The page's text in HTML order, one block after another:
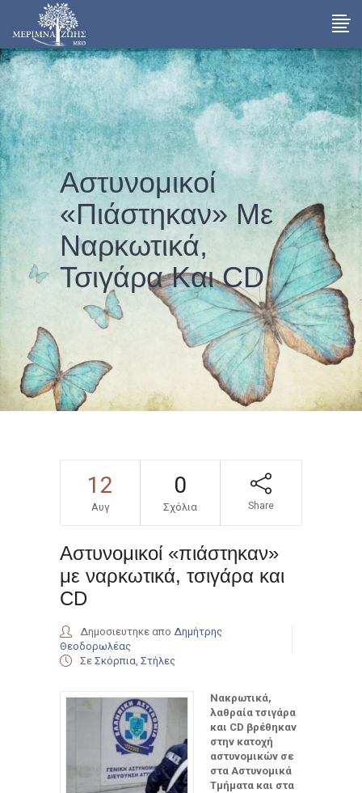
Αστυνομικοί
«πιάστηκαν» Με
Ναρκωτικά,
Τσιγάρα Και CD
12
Αυγ
0
Σχόλια Share
Αστυνομικοί «πιάστηκαν»
με ναρκωτικά, τσιγάρα και
CD
Δημοσιευτηκε απο Δημήτρης
Θεοδορωλέας
Σε Σκόρπια, Στήλες
Νακρωτικά,
λαθραία τσιγάρα
και CD βρέθηκαν
στην κατοχή
αστυνομικών σε
στα Αστυνομικά
Τμήματα και στα